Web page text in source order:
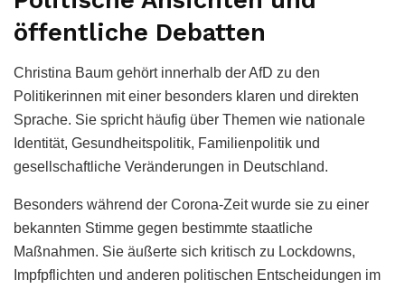
öffentliche Debatten
Christina Baum gehört innerhalb der AfD zu den
Politikerinnen mit einer besonders klaren und direkten
Sprache. Sie spricht häufig über Themen wie nationale
Identität, Gesundheitspolitik, Familienpolitik und
gesellschaftliche Veränderungen in Deutschland.
Besonders während der Corona-Zeit wurde sie zu einer
bekannten Stimme gegen bestimmte staatliche
Maßnahmen. Sie äußerte sich kritisch zu Lockdowns,
Impfpflichten und anderen politischen Entscheidungen im